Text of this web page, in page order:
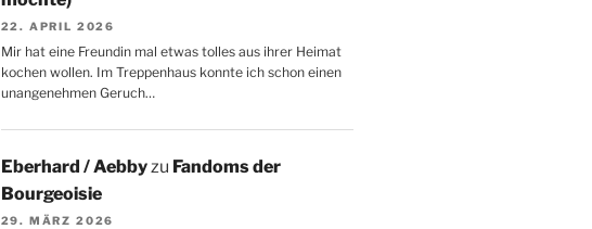
22. APRIL 2026
Mir hat eine Freundin mal etwas tolles aus ihrer Heimat
kochen wollen. Im Treppenhaus konnte ich schon einen
unangenehmen Geruch…
Eberhard / Aebbyzu Fandoms der
Bourgeoisie
29. MÄRZ 2026